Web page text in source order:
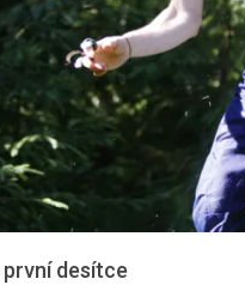
desítce